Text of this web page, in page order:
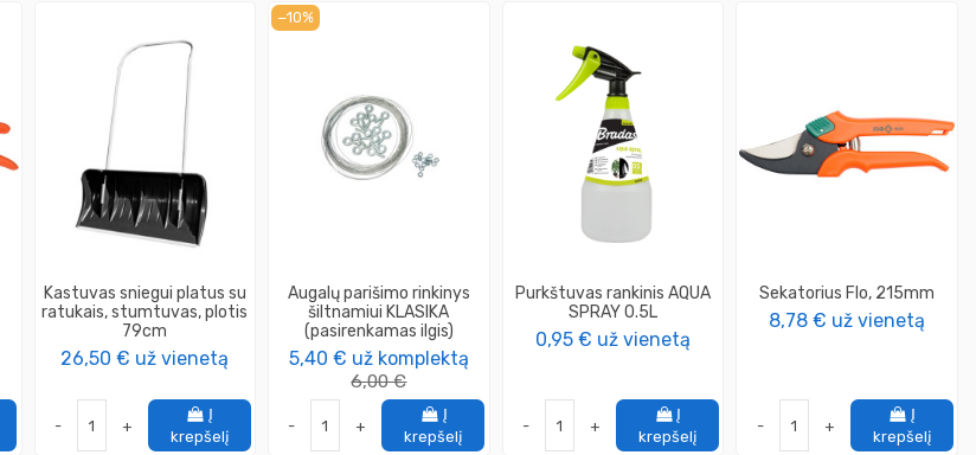
Kastuvas sniegui platus su
ratukais, stumtuvas, plotis
79cm
26,50 € už vienetą
- +
Į
krepšelį
−10%
Augalų parišimo rinkinys
šiltnamiui KLASIKA
(pasirenkamas ilgis)
5,40 € už komplektą
6,00 €
- +
Į
krepšelį
Purkštuvas rankinis AQUA
SPRAY 0.5L
0,95 € už vienetą
- +
Į
krepšelį
Sekatorius Flo, 215mm
8,78 € už vienetą
- +
Į
krepšelį